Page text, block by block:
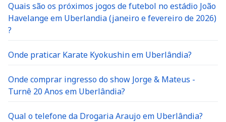
Quais são os próximos jogos de futebol no estádio João
Havelange em Uberlandia (janeiro e fevereiro de 2026)
?
Onde praticar Karate Kyokushin em Uberlândia?
Onde comprar ingresso do show Jorge & Mateus -
Turnê 20 Anos em Uberlândia?
Qual o telefone da Drogaria Araujo em Uberlândia?